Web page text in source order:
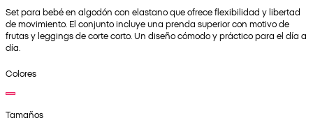
Set para bebé en algodón con elastano que ofrece flexibilidad y libertad
de movimiento. El conjunto incluye una prenda superior con motivo de
frutas y leggings de corte corto. Un diseño cómodo y práctico para el día a
día.
Colores
Tamaños